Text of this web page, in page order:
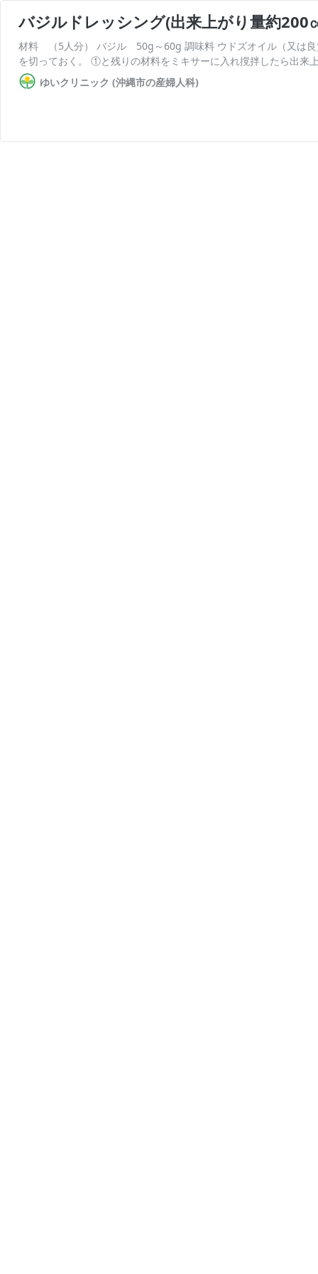
バジルドレッシング(出来上がり量約200
材料 （5人分） バジル 50g～60g 調味料 ウドズオイル（又
を切っておく。 ①と残りの材料をミキサーに入れ撹拌したら出来
ゆいクリニック (沖縄市の産婦人科)